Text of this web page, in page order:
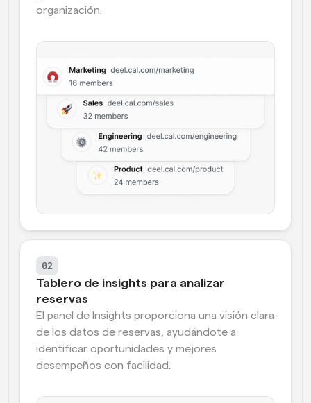
organización.
02
Tablero de insights para analizar
reservas
El panel de Insights proporciona una visión clara
de los datos de reservas, ayudándote a
identificar oportunidades y mejores
desempeños con facilidad.